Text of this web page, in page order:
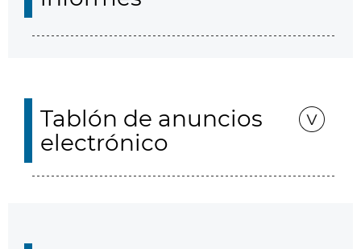
Tablón de anuncios
electrónico